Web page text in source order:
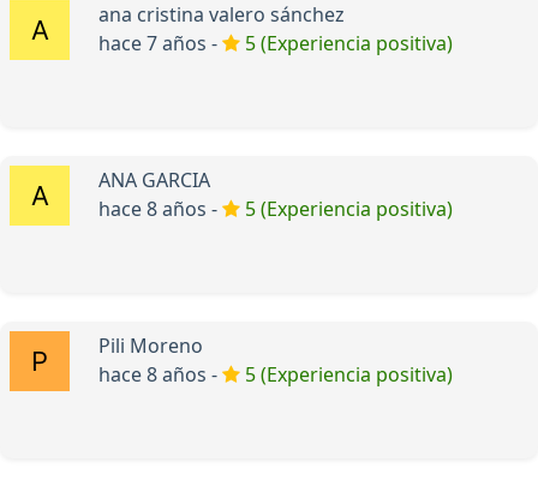
ana cristina valero sánchez
hace 7 años -
5 (Experiencia positiva)
ANA GARCIA
hace 8 años -
5 (Experiencia positiva)
Pili Moreno
hace 8 años -
5 (Experiencia positiva)